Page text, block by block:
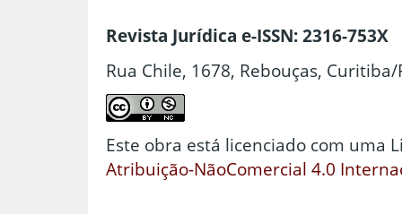
Revista Jurídica e-ISSN: 2316-753X
Rua Chile, 1678, Rebouças, Curitiba/
Este obra está licenciado com uma
Atribuição-NãoComercial 4.0